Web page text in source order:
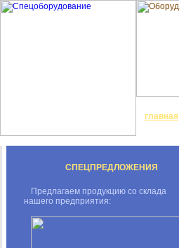
главная
СПЕЦПРЕДЛОЖЕНИЯ
Предлагаем продукцию со склада
нашего предприятия: